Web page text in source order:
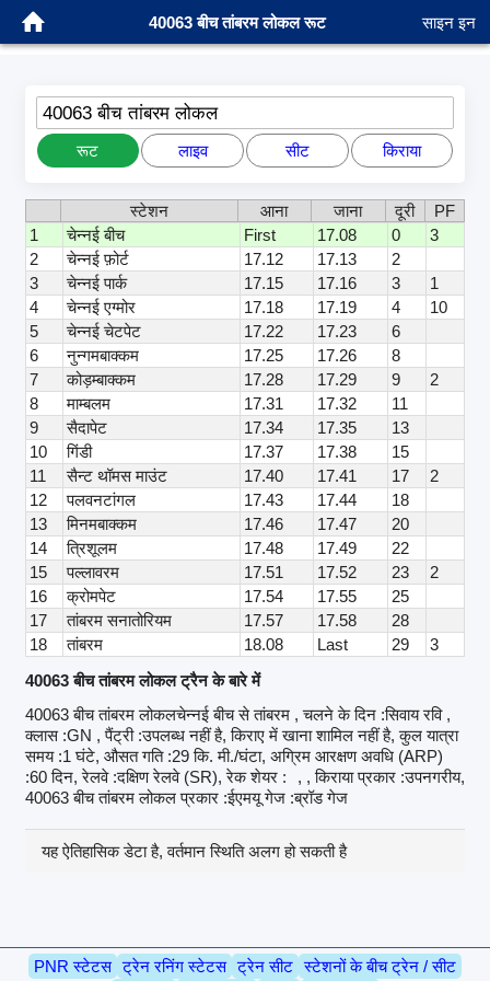
40063 बीच तांबरम लोकल रूट साइन इन
40063 बीच तांबरम लोकल
रूट लाइव सीट किराया
स्टेशन आना जाना दूरी
PF
1
चेन्नई बीच First 17.08 0
3
2
चेन्नई फ़ोर्ट 17.12 17.13
2
3
चेन्नई पार्क 17.15 17.16 3
1
4
चेन्नई एग्मोर 17.18 17.19 4
10
5
चेन्नई चेटपेट 17.22 17.23
6
6
नुन्गमबाक्कम 17.25 17.26
8
7
कोड़म्बाक्कम 17.28 17.29 9
2
8
माम्बलम 17.31 17.32
11
9
सैदापेट 17.34 17.35
13
10
गिंडी 17.37 17.38
15
11
सैन्ट थॉमस माउंट 17.40 17.41 17
2
12
पलवनटांगल 17.43 17.44
18
13
मिनमबाक्कम 17.46 17.47
20
14
त्रिशूलम 17.48 17.49
22
15
पल्लावरम 17.51 17.52 23
2
16
क्रोमपेट 17.54 17.55
25
17
तांबरम सनातोरियम 17.57 17.58
28
18
तांबरम 18.08 Last 29
3
40063 बीच तांबरम लोकल ट्रैन के बारे में
40063 बीच तांबरम लोकलचेन्नई बीच से तांबरम , चलने के दिन :सिवाय रवि ,
क्लास :GN , पैंट्री :उपलब्ध नहीं है, किराए में खाना शामिल नहीं है, कुल यात्रा
समय :1 घंटे, औसत गति :29 कि. मी./घंटा, अग्रिम आरक्षण अवधि (ARP)
:60 दिन, रेलवे :दक्षिण रेलवे (SR), रेक शेयर :
, , किराया प्रकार :उपनगरीय,
40063 बीच तांबरम लोकल प्रकार :ईएमयू गेज :ब्रॉड गेज
यह ऐतिहासिक डेटा है, वर्तमान स्थिति अलग हो सकती है
PNR स्टेटस ट्रेन रनिंग स्टेटस ट्रेन सीट स्टेशनों के बीच ट्रेन / सीट